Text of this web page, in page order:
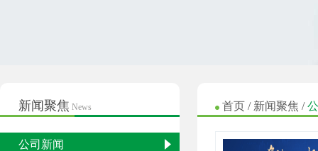
新闻聚焦 News
公司新闻
首页 / 新闻聚焦 /